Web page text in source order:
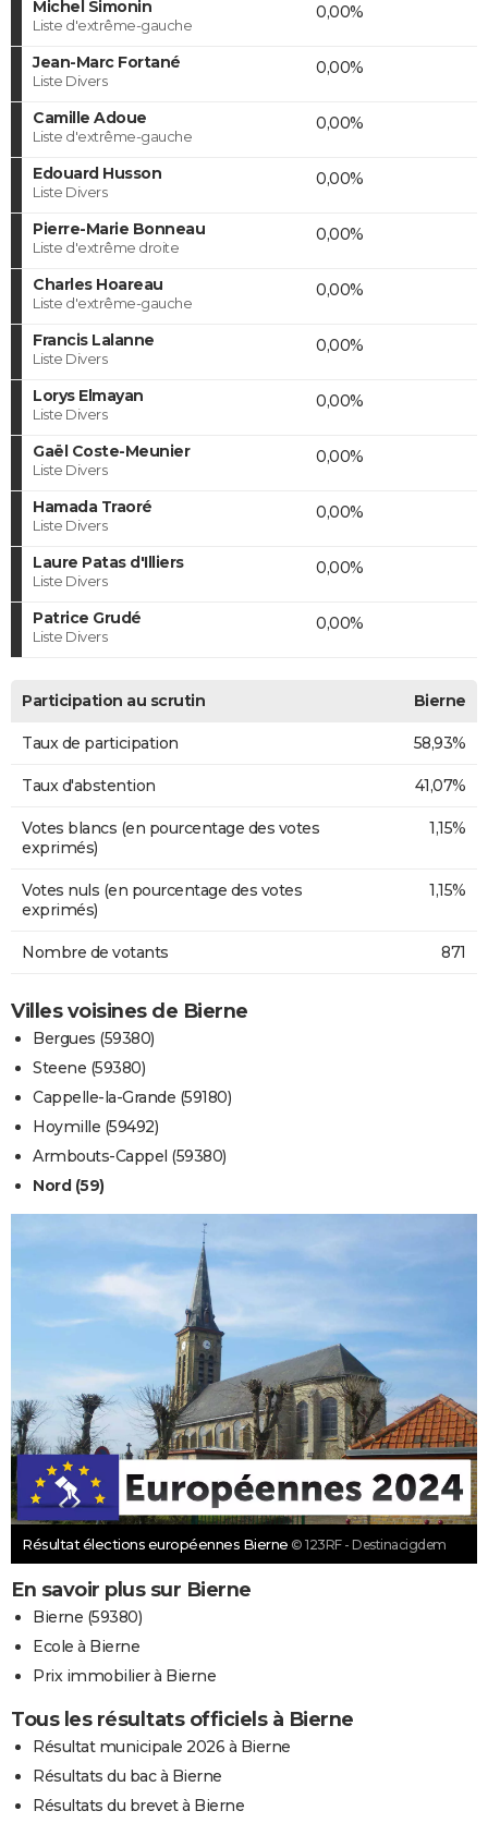
Michel Simonin
Liste d'extrême-gauche
0,00%
Jean-Marc Fortané
Liste Divers
0,00%
Camille Adoue
Liste d'extrême-gauche
0,00%
Edouard Husson
Liste Divers
0,00%
Pierre-Marie Bonneau
Liste d'extrême droite
0,00%
Charles Hoareau
Liste d'extrême-gauche
0,00%
Francis Lalanne
Liste Divers
0,00%
Lorys Elmayan
Liste Divers
0,00%
Gaël Coste-Meunier
Liste Divers
0,00%
Hamada Traoré
Liste Divers
0,00%
Laure Patas d'Illiers
Liste Divers
0,00%
Patrice Grudé
Liste Divers
0,00%
Participation au scrutin Bierne
Taux de participation 58,93%
Taux d'abstention 41,07%
Votes blancs (en pourcentage des votes
exprimés)
1,15%
Votes nuls (en pourcentage des votes
exprimés)
1,15%
Nombre de votants 871
Villes voisines de Bierne
Bergues (59380)
Steene (59380)
Cappelle-la-Grande (59180)
Hoymille (59492)
Armbouts-Cappel (59380)
Nord (59)
Résultat élections européennes Bierne © 123RF - Destinacigdem
En savoir plus sur Bierne
Bierne (59380)
Ecole à Bierne
Prix immobilier à Bierne
Tous les résultats officiels à Bierne
Résultat municipale 2026 à Bierne
Résultats du bac à Bierne
Résultats du brevet à Bierne